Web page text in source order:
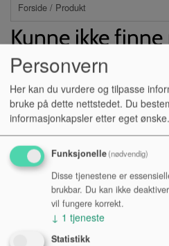
Forside / Produkt
Kunne ikke
Forside
Mine sider
Logg inn privatperson
Logg inn bedrift
Kjøpsbetingelser Personvernerklæring
Personvern
Her kan du vurdere og tilpasse
bruke på dette nettstedet. Du
informasjonkapsler etter eget ønske.
Funksjonelle(nødvendig)
Disse tjenestene er
brukbar. Du kan ikke
vil fungere korrekt.
↓ 1 tjeneste
Statistikk